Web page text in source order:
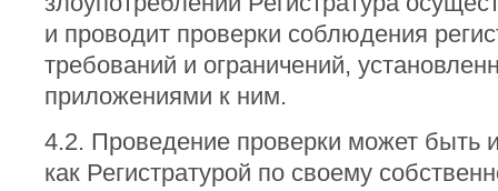
и проводит проверки соблюдения
требований и ограничений,
приложениями к ним.
4.2. Проведение проверки может быть
как Регистратурой по своему